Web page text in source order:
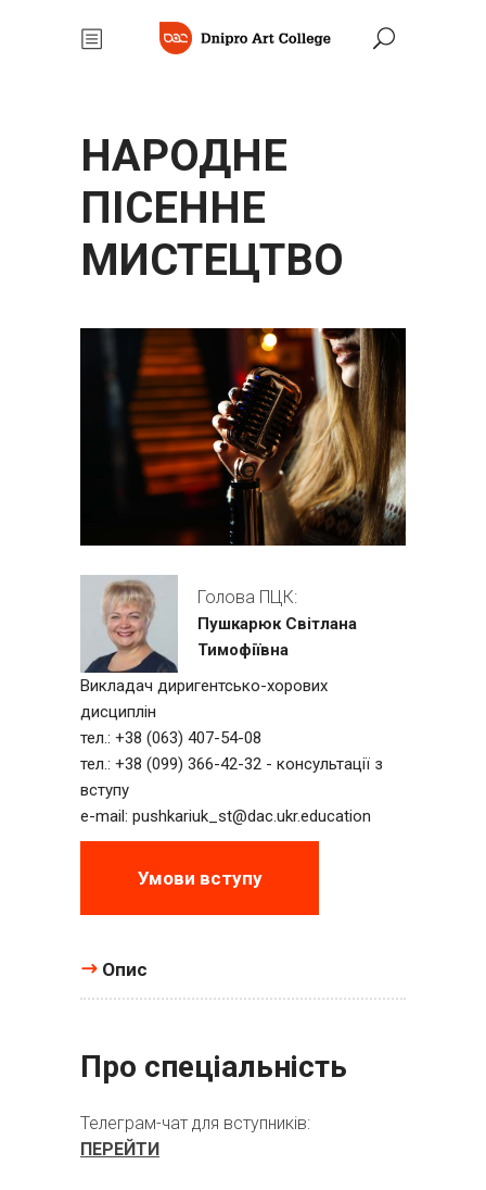
НАРОДНЕ
ПІСЕННЕ
МИСТЕЦТВО
Голова ПЦК:
Пушкарюк Світлана
Тимофіївна
Викладач диригентсько-хорових
дисциплін
тел.: +38 (063) 407-54-08
тел.: +38 (099) 366-42-32 - консультації з
вступу
e-mail: pushkariuk_st@dac.ukr.education
Умови вступу
Опис
Про спеціальність
Телеграм-чат для вступників:
ПЕРЕЙТИ